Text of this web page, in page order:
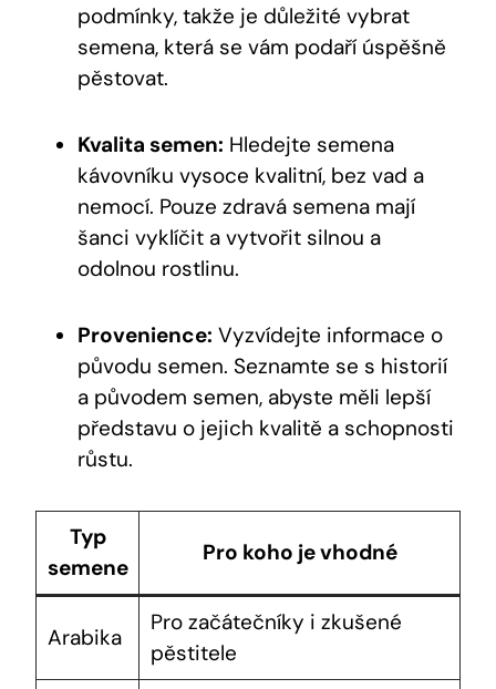
podmínky, takže je důležité vybrat
semena, která se vám podaří úspěšně
pěstovat.
Kvalita semen: Hledejte semena
kávovníku vysoce kvalitní, bez vad a
nemocí. Pouze zdravá semena mají
šanci vyklíčit a vytvořit silnou a
odolnou rostlinu.
Provenience: Vyzvídejte informace o
původu semen. Seznamte se s historií
a původem semen, abyste měli lepší
představu o jejich kvalitě a schopnosti
růstu.
Typ
semene
Pro koho je vhodné
Arabika
Pro začátečníky i zkušené
pěstitele